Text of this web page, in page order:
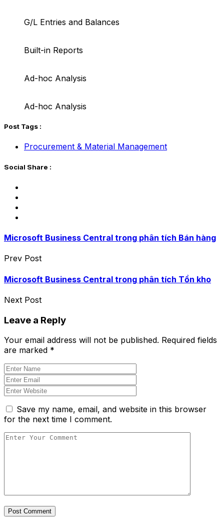
G/L Entries and Balances
Built-in Reports
Ad-hoc Analysis
Ad-hoc Analysis
Post Tags :
Procurement & Material Management
Social Share :
Microsoft Business Central trong phân tích Bán hàng
Prev Post
Microsoft Business Central trong phân tích Tồn kho
Next Post
Leave a Reply
Your email address will not be published. Required fields
are marked *
Save my name, email, and website in this browser
for the next time I comment.
Post Comment